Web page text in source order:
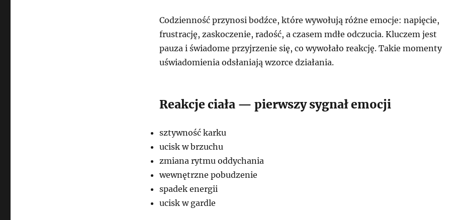
Codzienność przynosi bodźce, które wywołują różne emocje: napięcie,
frustrację, zaskoczenie, radość, a czasem mdłe odczucia. Kluczem jest
pauza i świadome przyjrzenie się, co wywołało reakcję. Takie momenty
uświadomienia odsłaniają wzorce działania.
Reakcje ciała — pierwszy sygnał emocji
sztywność karku
ucisk w brzuchu
zmiana rytmu oddychania
wewnętrzne pobudzenie
spadek energii
ucisk w gardle